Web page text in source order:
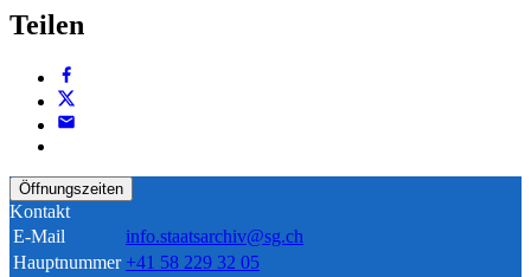
Teilen
Öffnungszeiten
Kontakt
E-Mail
info.staatsarchiv@sg.ch
Hauptnummer +41 58 229 32 05